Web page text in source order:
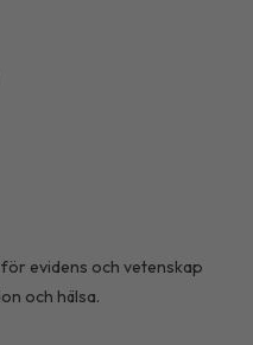
evidens och vetenskap
och hälsa.